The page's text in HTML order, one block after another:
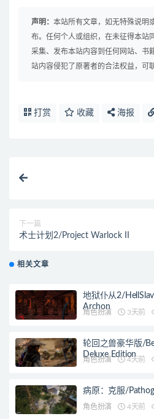
声明： 本站所有文章，如无特殊说明
布。任何个人或组织，在未征得本站
采集、发布本站内容到任何网站、书
站内容侵犯了原著者的合法权益，可
打赏 收藏 海报
下一篇
术士计划2/Project Warlock II
相关文章
地狱仆从2/
Archon
角色扮演 3天前
轮回之兽豪华版/
Deluxe Edition
角色扮演 4天前
病原：克服/
角色扮演 4天前